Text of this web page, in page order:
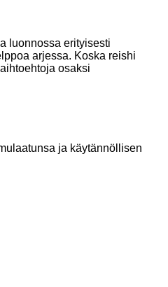
luonnossa erityisesti
arjessa. Koska reishi
osaksi
ja käytännöllisen